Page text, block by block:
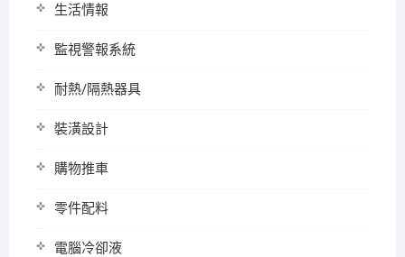
生活情報
監視警報系統
耐熱/隔熱器具
裝潢設計
購物推車
零件配料
電腦冷卻液